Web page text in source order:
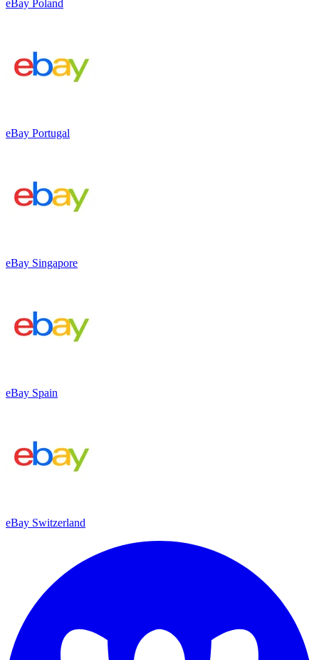
eBay Poland
eBay Portugal
eBay Singapore
eBay Spain
eBay Switzerland